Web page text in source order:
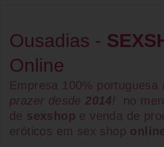
Ousadias -
Online
Empresa 100% portuguesa
prazer desde2014!
no
de sexshop e venda de
eróticos em sex shop